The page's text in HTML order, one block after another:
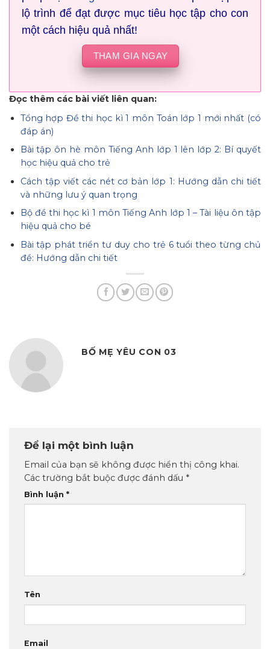
lộ trình để đạt được mục tiêu học tập cho con
một cách hiệu quả nhất!
THAM GIA NGAY
Đọc thêm các bài viết liên quan:
Tổng hợp Đề thi học kì 1 môn Toán lớp 1 mới nhất (có
đáp án)
Bài tập ôn hè môn Tiếng Anh lớp 1 lên lớp 2: Bí quyết
học hiệu quả cho trẻ
Cách tập viết các nét cơ bản lớp 1: Hướng dẫn chi tiết
và những lưu ý quan trọng
Bộ đề thi học kì 1 môn Tiếng Anh lớp 1 – Tài liệu ôn tập
hiệu quả cho bé
Bài tập phát triển tư duy cho trẻ 6 tuổi theo từng chủ
đề: Hướng dẫn chi tiết
BỐ MẸ YÊU CON 03
Để lại một bình luận
Email của bạn sẽ không được hiển thị công khai.
Các trường bắt buộc được đánh dấu *
Bình luận *
Tên
Email